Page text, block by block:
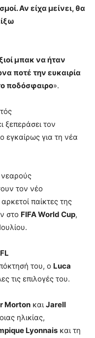
Αν είχα μείνει, θα
μπακ να ήταν
ποτέ την ευκαιρία
ποδόσφαιρο».
ξεπεράσει τον
εγκαίρως για τη νέα
νεαρούς
τον νέο
παίκτες της
στο FIFA World Cup,
του, ο Luca
τις επιλογές του.
Morton και Jarell
ηλικίας,
Lyonnais και τη